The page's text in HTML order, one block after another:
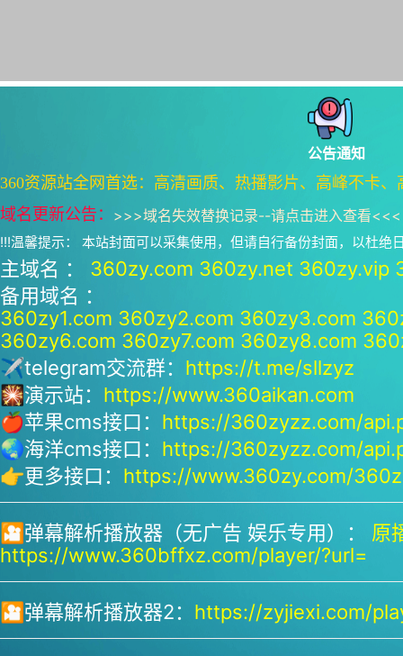
公告通知
360资源站全网首选：高清画质、热播影片、高峰不卡
域名更新公告： >>>域名失效替换记录--请点击进入查看<<<
!!!温馨提示： 本站封面可以采集使用，但请自行备份封面，以杜绝
主域名 ： 360zy.com 360zy.net 360zy.vip
备用域名 ：
360zy1.com 360zy2.com 360zy3.com
360zy6.com 360zy7.com 360zy8.com
✈telegram交流群： https://t.me/sllzyz
🎇演示站： https://www.360aikan.com
🍎苹果cms接口： https://360zyzz.com/
🌏海洋cms接口： https://360zyzz.com/
👉更多接口： https://www.360zy.com/
🎦弹幕解析播放器（无广告 娱乐专用）： 原
https://www.360bffxz.com/player/?url=
🎦弹幕解析播放器2： https://zyjiexi.com/